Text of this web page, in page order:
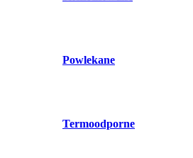
Powlekane
Termoodporne